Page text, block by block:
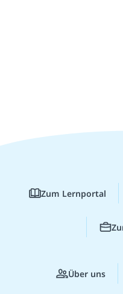
Zum Lernportal
Über uns